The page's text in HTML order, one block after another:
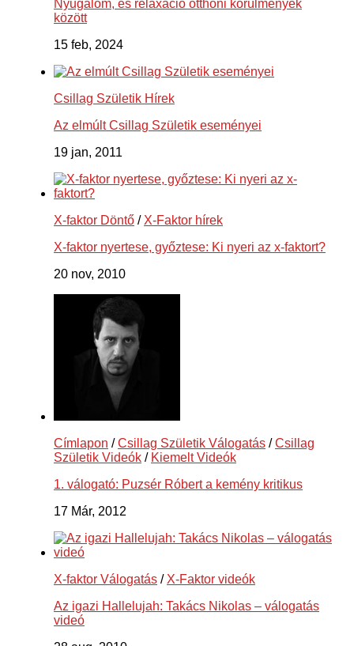
Nyugalom, és relaxáció otthoni körülmények
között
15 feb, 2024
Csillag Születik Hírek
Az elmúlt Csillag Születik eseményei
19 jan, 2011
X-faktor Döntő / X-Faktor hírek
X-faktor nyertese, győztese: Ki nyeri az x-faktort?
20 nov, 2010
Címlapon /Csillag Születik Válogatás /Csillag
Születik Videók / Kiemelt Videók
1. válogató: Puzsér Róbert a kemény kritikus
17 Már, 2012
X-faktor Válogatás / X-Faktor videók
Az igazi Hallelujah: Takács Nikolas – válogatás
videó